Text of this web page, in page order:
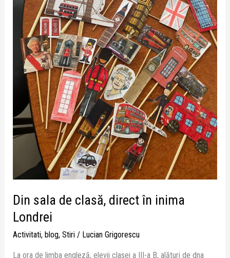
Din sala de clasă, direct în inima
Londrei
Activitati, blog, Stiri/ Lucian Grigorescu
La ora de limba engleză, elevii clasei a III-a B, alături de dna
Londrei